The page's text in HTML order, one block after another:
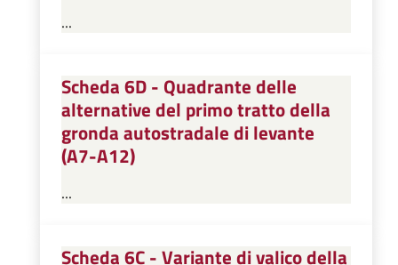
...
Scheda 6D - Quadrante delle
alternative del primo tratto della
gronda autostradale di levante
(A7-A12)
...
Scheda 6C - Variante di valico della